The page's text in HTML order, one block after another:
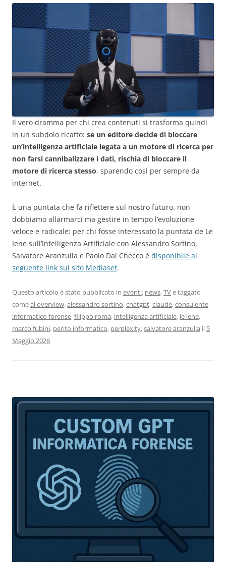
Il vero dramma per chi crea contenuti si trasforma quindi
in un subdolo ricatto: se un editore decide di bloccare
un’intelligenza artificiale legata a un motore di ricerca per
non farsi cannibalizzare i dati, rischia di bloccare il
motore di ricerca stesso, sparendo così per sempre da
internet.
È una puntata che fa riflettere sul nostro futuro, non
dobbiamo allarmarci ma gestire in tempo l’evoluzione
veloce e radicale: per chi fosse interessato la puntata de Le
Iene sull’Intelligenza Artificiale con Alessandro Sortino,
Salvatore Aranzulla e Paolo Dal Checco è disponibile al
seguente link sul sito Mediaset.
Questo articolo è stato pubblicato in eventi, news,TVe taggato
comeai overview,alessandro sortino,chatgpt,claude,consulente
informatico forense,filippo roma, intelligenza artificiale, le iene,
marco fubini, perito informatico, perplexity,salvatore aranzulla il 5
Maggio 2026